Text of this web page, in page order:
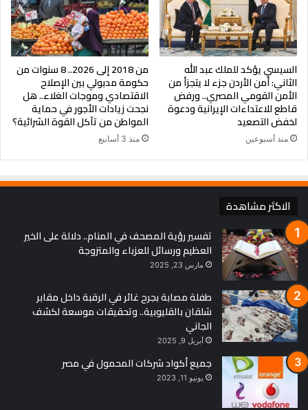
فعليًا في الاتفاقية
يمكن للمنطقة أن تخلق سوقًا مشتركة تفوق 1 3 مليار نسمة وتبلغ
قيمتها أكثر من 3 4 تريليون دولار وفقًا لتقديرات البنك الإفريقي
للتنمية
خاتمة من الخسارة إلى التعافي
رغم أن الرسوم الجمركية الأمريكية خلقت صدمة اقتصادية حقيقية
للدول الإفريقية إلا أن التحول نحو الصين وإن بدا براقًا لا يخلو من
المخاطر طويلة الأمد وبين الضغوط الأمريكية والإغراءات الصينية
تقف إفريقيا أمام لحظة حاسمة لإعادة ترتيب أولوياتها التجارية وبناء
مرونة اقتصادية تنبع من الداخل
السيسي يؤكد للملك عبد الله
الثاني: أمن الأردن جزء لا يتجزأ من
الأمن القومي المصري.. ورفض
قاطع للاعتداءات الإيرانية ودعوة
لخفض التصعيد
منذ أسبوعين
من 2018 إلى 2026.. 8 سنوات من
حكومة مدبولي بين الإصلاح
الاقتصادي وموجات الغلاء.. هل
نجحت زيادات الأجور في حماية
المواطن من تآكل القوة الشرائية؟
منذ 3 أسابيع
الاكثر مشاهدة
تفسير رؤية المصحف في المنام.. دلالة على الخير
العظيم ورسائل للعزباء والمتزوجة
مارس 23, 2025
طفلة مصابة بجرح غائر في الرقبة داخل مقابر
شلقان بالقليوبية.. وتحقيقات موسعة لكشف
الجاني
أبريل 9, 2025
جميع أكواد شركات المحمول في مصر
يونيو 11, 2023